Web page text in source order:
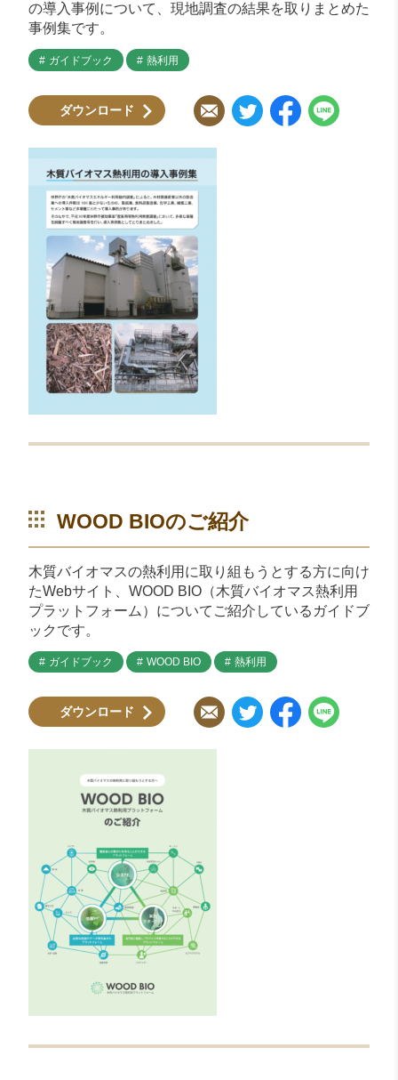
の導入事例について、現地調査の結果を取りまとめた
事例集です。
ガイドブック 熱利用
ダウンロード
WOOD BIOのご紹介
木質バイオマスの熱利用に取り組もうとする方に向け
たWebサイト、WOOD BIO（木質バイオマス熱利用
プラットフォーム）についてご紹介しているガイドブ
ックです。
ガイドブック WOOD BIO 熱利用
ダウンロード